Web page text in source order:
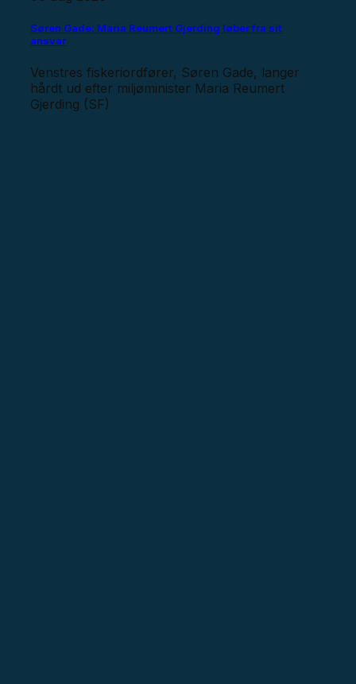
Søren Gade: Maria Reumert Gjerding løber fra sit
ansvar
Venstres fiskeriordfører, Søren Gade, langer
hårdt ud efter miljøminister Maria Reumert
Gjerding (SF)